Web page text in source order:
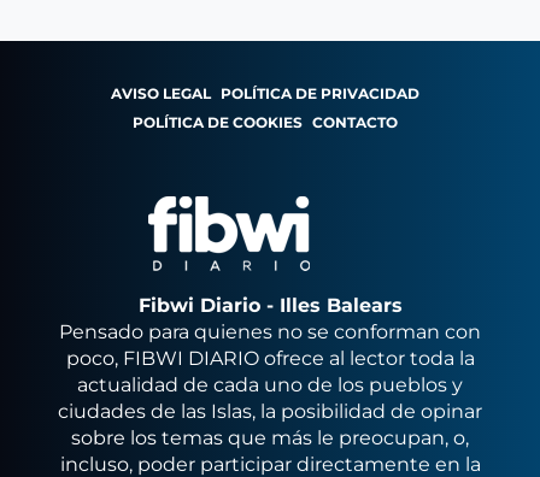
AVISO LEGAL POLÍTICA DE PRIVACIDAD
POLÍTICA DE COOKIES CONTACTO
Fibwi Diario - Illes Balears
Pensado para quienes no se conforman con
poco, FIBWI DIARIO ofrece al lector toda la
actualidad de cada uno de los pueblos y
ciudades de las Islas, la posibilidad de opinar
sobre los temas que más le preocupan, o,
incluso, poder participar directamente en la